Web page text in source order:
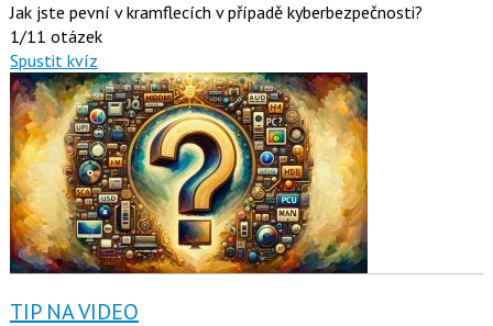
Jak jste pevní v kramflecích v případě kyberbezpečnosti?
1/11 otázek
Spustit kvíz
TIP NA VIDEO